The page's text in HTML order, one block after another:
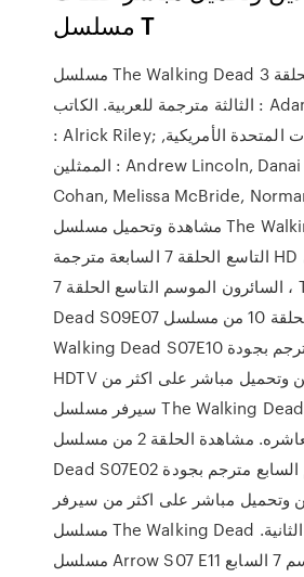
مسلسل T
مسلسل The Walking Dead الموسم السابع الحلقة 3
الثالثة مترجمة للعربية. الكاتب : Adam Fierro; الاخراج
: Alrick Riley; دول الانتاج : الولايات المتحدة الأمريكية,
الممثلين : Andrew Lincoln, Danai Gurira, Lauren
Cohan, Melissa McBride,
مشاهدة وتحميل مسلسل The Walking Dead الموسم
التاسع الحلقة 7 السابعة مترجمة HD اون لاين ، الموتي
السائرون الموسم التاسع الحلقة 7 ، The Walking
Dead S09E07 مشاهدة الحلقة 10 من مسلسل The
Walking Dead S07E10 الموسم السابع مترجم بجودة
HDTV مشاهدة اون لاين وتحميل مباشر على اكثر من
سيرفر مسلسل The Walking Dead الموسم 7 الحلقة
العاشره. مشاهدة الحلقة 2 من مسلسل The Walking
Dead S07E02 الموسم السابع مترجم بجودة HDTV
وتحميل مباشر على اكثر من سيرفر
مسلسل The Walking Dead الموسم 7 الحلقة الثانية.
مسلسل Arrow S07 E11 السهم الموسم 7 السابع